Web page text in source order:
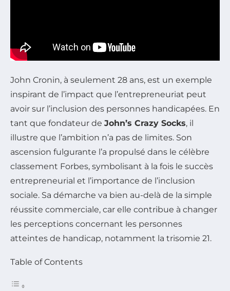
John Cronin, à seulement 28 ans, est un exemple
inspirant de l’impact que l’entrepreneuriat peut
avoir sur l’inclusion des personnes handicapées. En
tant que fondateur de John’s Crazy Socks, il
illustre que l’ambition n’a pas de limites. Son
ascension fulgurante l’a propulsé dans le célèbre
classement Forbes, symbolisant à la fois le succès
entrepreneurial et l’importance de l’inclusion
sociale. Sa démarche va bien au-delà de la simple
réussite commerciale, car elle contribue à changer
les perceptions concernant les personnes
atteintes de handicap, notamment la trisomie 21.
Table of Contents